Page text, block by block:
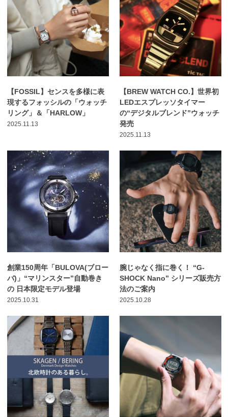
【FOSSIL】センスを多様に表
現するフォッシルの「ウォッチ
リング」＆「HARLOW」
2025.11.13
【BREW WATCH CO.】世界初
LEDエスプレッソタイマー
の“デジタルブレンド”ウォッチ
発売
2025.11.13
創業150周年「BULOVA(ブロー
バ)」“マリンスター”自動巻き
の 日本限定モデル登場
2025.10.31
腕じゃなく指に巻く！ “G-
SHOCK Nano” シリーズ販売方
法のご案内
2025.10.28